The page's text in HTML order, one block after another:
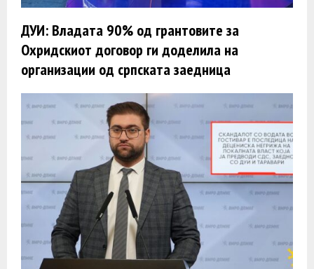
ДУИ: Владата 90% од грантовите за
Охридскиот договор ги доделила на
организации од српската заедница